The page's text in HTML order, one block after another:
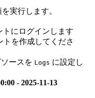
実行します。
トにログインします
を作成してくださ
ースを Logs に設定し
- 2025-11-13